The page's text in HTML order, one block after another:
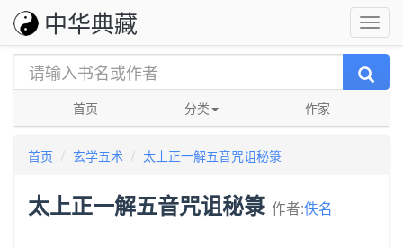
中华典藏
首页 分类 作家
首页 玄学五术 太上正一解五音咒诅秘箓
太上正一解五音咒诅秘箓 作者:佚名